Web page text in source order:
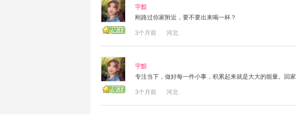
宇黯
刚路过你家附近，要不要出来喝一杯？
3个月前 河北
宇黯
专注当下，做好每一件小事，积累起来就是大大的能量。回家
3个月前 河北